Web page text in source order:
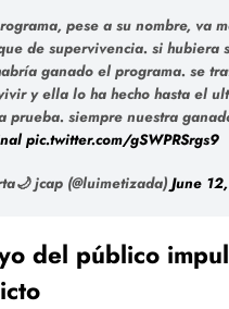
pese a su nombre, va
de supervivencia. si hubiera
ganado el programa. se
y ella lo ha hecho hasta el
prueba. siempre nuestra
pic.twitter.com/gSWPRSrgs9
jcap (@luimetizada) June
del público